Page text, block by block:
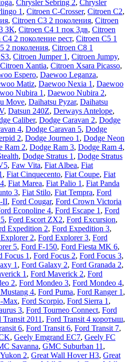
, Chrysler Sebring 2, Chrysler
1 , Citroen C-Crosser, Citroen C2,
, Citroen C3 2 поколения, Citroen
ЗК, Citroen C4 1 пок 3дв, Citroen
C4 2 поколение рест, Citroen C5 1
2 поколения, Citroen C8 1
, Citroen Jumper 1 , Citroen Jumpy,
Citroen Xantia, Citroen Xsara Picasso,
Espero, Daewoo Leganza,
Matiz, Daewoo Nexia 1 , Daewoo
Nubira 1 , Daewoo Nubira 2,
Move, Daihatsu Pyzar, Daihatsu
, Datsun 240Z, Derways Antelope,
Caliber, Dodge Caravan 2, Dodge
4, Dodge Caravan 5, Dodge
2, Dodge Journeo 1 , Dodge Neon
Ram 2, Dodge Ram 3, Dodge Ram 4,
, Dodge Stratus 1 , Dodge Stratus
, Faw Vita, Fiat Albea, Fiat
, Fiat Cinquecento, Fiat Coupe, Fiat
, Fiat Marea, Fiat Palio 1 , Fiat Panda
3, Fiat Stilo, Fiat Tempra, Ford
II, Ford Cougar, Ford Crown Victoria
Econoline 4, Ford Escape 1 , Ford
, Ford Escort ZX2, Ford Excursion,
Expedition 2, Ford Expedition 3,
2, Ford Explorer 3, Ford
5, Ford F-150, Ford Fiesta MK 6,
Focus 1 , Ford Focus 2, Ford Focus 3,
1 , Ford Galaxy 2, Ford Granada 2,
1 , Ford Maverick 2, Ford
2, Ford Mondeo 3, Ford Mondeo 4,
4, Ford Puma, Ford Ranger 1 ,
Max, Ford Scorpio, Ford Sierra 1 ,
3, Ford Tourneo Connect, Ford
Transit 2011 , Ford Transit 4 коротыш,
6, Ford Transit 6, Ford Transit 7,
, Geely Emgrand EC7, Geely FC
Savanna, GMC Suburban 11 ,
2, Great Wall Hover H3, Great